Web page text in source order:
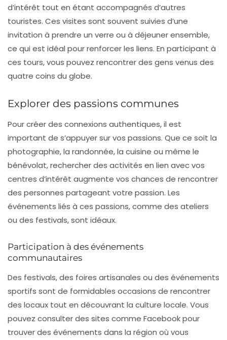
d’intérêt tout en étant accompagnés d’autres
touristes. Ces visites sont souvent suivies d’une
invitation à prendre un verre ou à déjeuner ensemble,
ce qui est idéal pour renforcer les liens. En participant à
ces tours, vous pouvez rencontrer des gens venus des
quatre coins du globe.
Explorer des passions communes
Pour créer des connexions authentiques, il est
important de s’appuyer sur vos passions. Que ce soit la
photographie, la randonnée, la cuisine ou même le
bénévolat, rechercher des activités en lien avec vos
centres d’intérêt augmente vos chances de rencontrer
des personnes partageant votre passion. Les
événements liés à ces passions, comme des ateliers
ou des festivals, sont idéaux.
Participation à des événements
communautaires
Des festivals, des foires artisanales ou des événements
sportifs sont de formidables occasions de rencontrer
des locaux tout en découvrant la culture locale. Vous
pouvez consulter des sites comme Facebook pour
trouver des événements dans la région où vous